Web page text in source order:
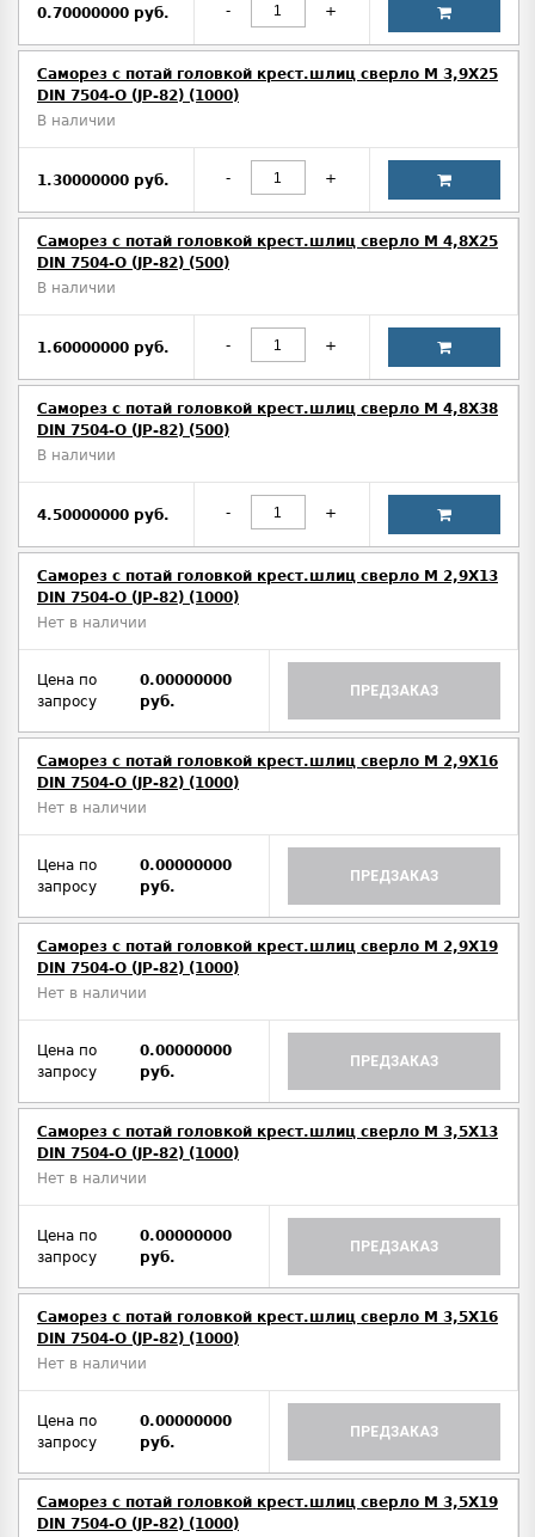
0.70000000 руб. - +
Саморез с потай головкой крест.шлиц сверло М 3,9Х25
DIN 7504-O (JP-82) (1000)
В наличии
1.30000000 руб. - +
Саморез с потай головкой крест.шлиц сверло М 4,8Х25
DIN 7504-O (JP-82) (500)
В наличии
1.60000000 руб. - +
Саморез с потай головкой крест.шлиц сверло М 4,8Х38
DIN 7504-O (JP-82) (500)
В наличии
4.50000000 руб. - +
Саморез с потай головкой крест.шлиц сверло М 2,9Х13
DIN 7504-O (JP-82) (1000)
Нет в наличии
Цена по
запросу
0.00000000
руб.
ПРЕДЗАКАЗ
Саморез с потай головкой крест.шлиц сверло М 2,9Х16
DIN 7504-O (JP-82) (1000)
Нет в наличии
Цена по
запросу
0.00000000
руб.
ПРЕДЗАКАЗ
Саморез с потай головкой крест.шлиц сверло М 2,9Х19
DIN 7504-O (JP-82) (1000)
Нет в наличии
Цена по
запросу
0.00000000
руб.
ПРЕДЗАКАЗ
Саморез с потай головкой крест.шлиц сверло М 3,5Х13
DIN 7504-O (JP-82) (1000)
Нет в наличии
Цена по
запросу
0.00000000
руб.
ПРЕДЗАКАЗ
Саморез с потай головкой крест.шлиц сверло М 3,5Х16
DIN 7504-O (JP-82) (1000)
Нет в наличии
Цена по
запросу
0.00000000
руб.
ПРЕДЗАКАЗ
Саморез с потай головкой крест.шлиц сверло М 3,5Х19
DIN 7504-O (JP-82) (1000)